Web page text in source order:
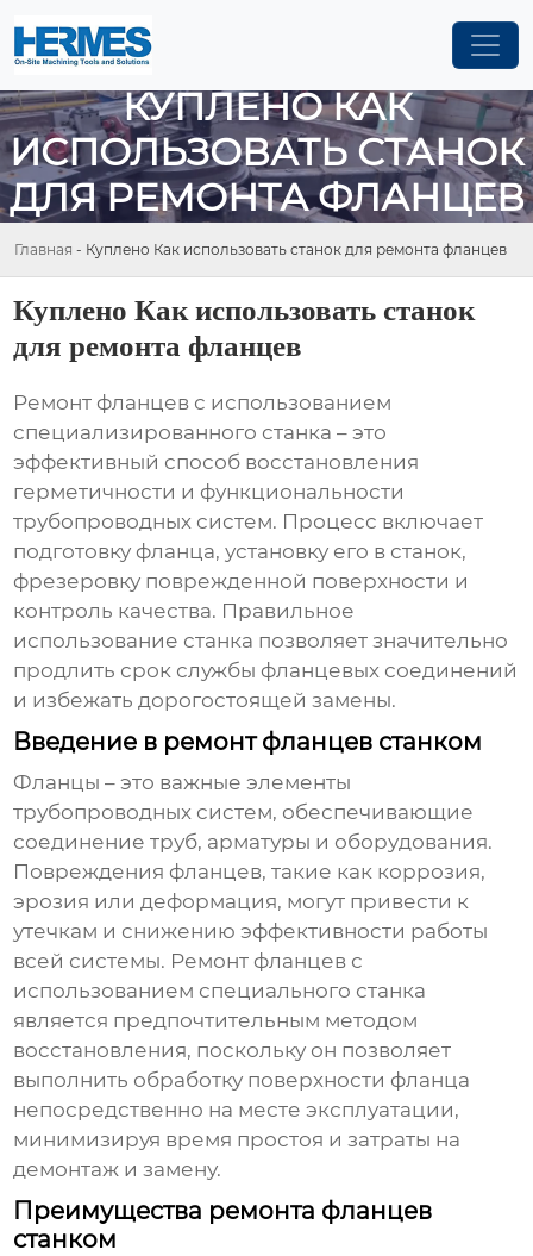
КУПЛЕНО КАК
ИСПОЛЬЗОВАТЬ СТАНОК
ДЛЯ РЕМОНТА ФЛАНЦЕВ
Главная - Куплено Как использовать станок для ремонта фланцев
Куплено Как использовать станок
для ремонта фланцев
Ремонт фланцев с использованием
специализированного станка – это
эффективный способ восстановления
герметичности и функциональности
трубопроводных систем. Процесс включает
подготовку фланца, установку его в станок,
фрезеровку поврежденной поверхности и
контроль качества. Правильное
использование станка позволяет значительно
продлить срок службы фланцевых соединений
и избежать дорогостоящей замены.
Введение в ремонт фланцев станком
Фланцы – это важные элементы
трубопроводных систем, обеспечивающие
соединение труб, арматуры и оборудования.
Повреждения фланцев, такие как коррозия,
эрозия или деформация, могут привести к
утечкам и снижению эффективности работы
всей системы. Ремонт фланцев с
использованием специального станка
является предпочтительным методом
восстановления, поскольку он позволяет
выполнить обработку поверхности фланца
непосредственно на месте эксплуатации,
минимизируя время простоя и затраты на
демонтаж и замену.
Преимущества ремонта фланцев
станком